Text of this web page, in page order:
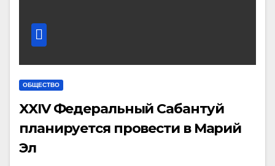
ОБЩЕСТВО
XXIV Федеральный Сабантуй
планируется провести в Марий
Эл